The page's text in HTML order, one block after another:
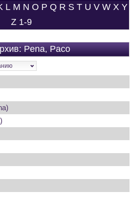
L M N O P Q R S T U V W X Y
Z 1-9
Pena, Paco